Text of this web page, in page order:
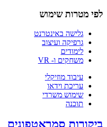
לפי מטרות שימוש
גלישה באינטרנט
גרפיקה ועיצוב
לימודים
משחקים ו- VR
עיבוד מוזיקלי
עריכת וידאו
שימוש משרדי
תוכנה
ביקורות סמראטפונים